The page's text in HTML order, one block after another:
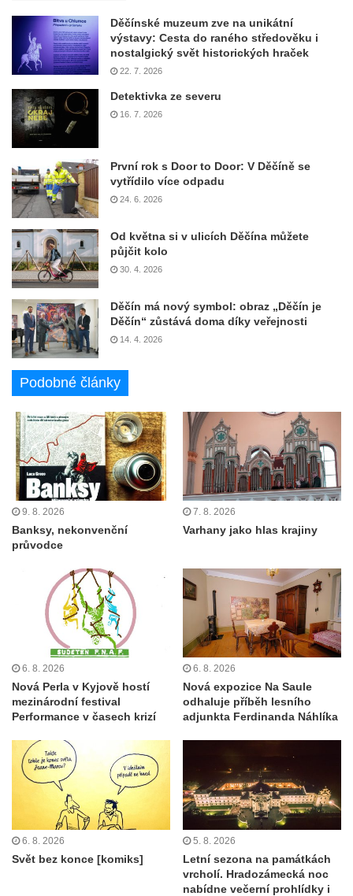
Děčínské muzeum zve na unikátní
výstavy: Cesta do raného středověku i
nostalgický svět historických hraček
22. 7. 2026
Detektivka ze severu
16. 7. 2026
První rok s Door to Door: V Děčíně se
vytřídilo více odpadu
24. 6. 2026
Od května si v ulicích Děčína můžete
půjčit kolo
30. 4. 2026
Děčín má nový symbol: obraz „Děčín je
Děčín“ zůstává doma díky veřejnosti
14. 4. 2026
Podobné články
9. 8. 2026
Banksy, nekonvenční
průvodce
7. 8. 2026
Varhany jako hlas krajiny
6. 8. 2026
Nová Perla v Kyjově hostí
mezinárodní festival
Performance v časech krizí
6. 8. 2026
Nová expozice Na Saule
odhaluje příběh lesního
adjunkta Ferdinanda Náhlíka
6. 8. 2026
Svět bez konce [komiks]
5. 8. 2026
Letní sezona na památkách
vrcholí. Hradozámecká noc
nabídne večerní prohlídky i